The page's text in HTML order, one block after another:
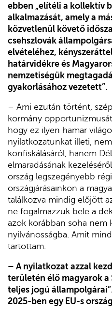
ebben „elítéli a kollektív
alkalmazását, amely a
közvetlenül követő
csehszlovák
elvételéhez,
határvidékre és
nemzetiségük
gyakorlásához vezetett”.
– Ami ezután történt,
kormány
hogy ez ilyen hamar
nyilatkozatunkat illeti,
konfiskálásáról, hanem
elmaradásának
ország legszegényebb
országjárásainkon a
találkozva mindig előjött
ne fogalmazzuk bele a
azok korábban soha nem
nyilvánosságba. Amit
tartottam.
– A nyilatkozat azzal
területén élő magyarok a
teljes jogú
2025-ben egy EU-s